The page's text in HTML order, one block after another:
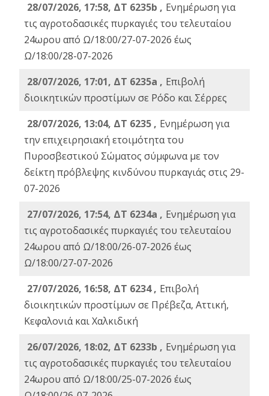
28/07/2026, 17:58, ΔΤ 6235b , Ενημέρωση για
τις αγροτοδασικές πυρκαγιές του τελευταίου
24ωρου από Ω/18:00/27-07-2026 έως
Ω/18:00/28-07-2026
28/07/2026, 17:01, ΔΤ 6235a , Eπιβολή
διοικητικών προστίμων σε Ρόδο και Σέρρες
28/07/2026, 13:04, ΔΤ 6235 , Ενημέρωση για
την επιχειρησιακή ετοιμότητα του
Πυροσβεστικού Σώματος σύμφωνα με τον
δείκτη πρόβλεψης κινδύνου πυρκαγιάς στις 29-
07-2026
27/07/2026, 17:54, ΔΤ 6234a , Ενημέρωση για
τις αγροτοδασικές πυρκαγιές του τελευταίου
24ωρου από Ω/18:00/26-07-2026 έως
Ω/18:00/27-07-2026
27/07/2026, 16:58, ΔΤ 6234 , Eπιβολή
διοικητικών προστίμων σε Πρέβεζα, Αττική,
Κεφαλονιά και Χαλκιδική
26/07/2026, 18:02, ΔΤ 6233b , Ενημέρωση για
τις αγροτοδασικές πυρκαγιές του τελευταίου
24ωρου από Ω/18:00/25-07-2026 έως